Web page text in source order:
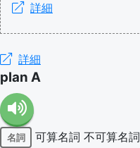
詳細
詳細
plan A
名詞 可算名詞 不可算名詞